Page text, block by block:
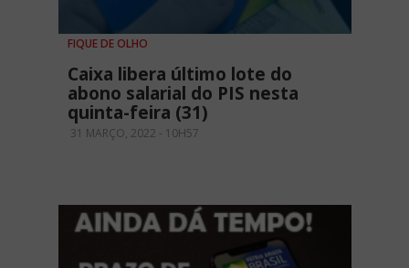
FIQUE DE OLHO
Caixa libera último lote do
abono salarial do PIS nesta
quinta-feira (31)
31 MARÇO, 2022 - 10H57